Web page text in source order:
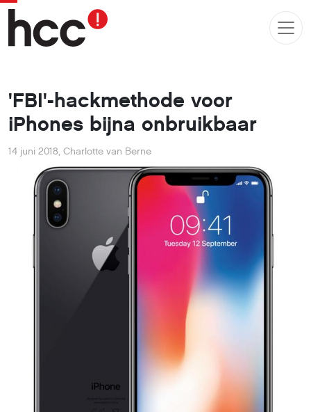
'FBI'-hackmethode voor
iPhones bijna onbruikbaar
14 juni 2018, Charlotte van Berne